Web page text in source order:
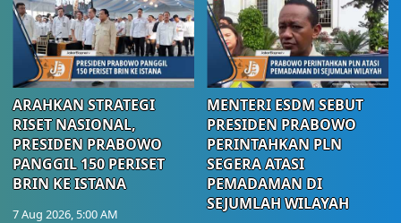
ARAHKAN STRATEGI
RISET NASIONAL,
PRESIDEN PRABOWO
PANGGIL 150 PERISET
BRIN KE ISTANA
7 Aug 2026, 5:00 AM
MENTERI ESDM SEBUT
PRESIDEN PRABOWO
PERINTAHKAN PLN
SEGERA ATASI
PEMADAMAN DI
SEJUMLAH WILAYAH